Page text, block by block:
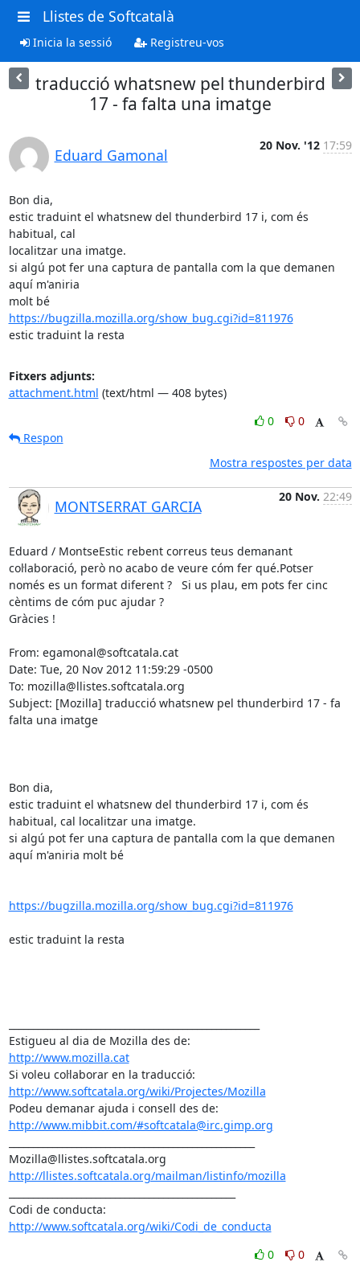
Llistes de Softcatalà
Inicia la sessió Registreu-vos
traducció whatsnew pel thunderbird
17 - fa falta una imatge
Eduard Gamonal
20 Nov. '12 17:59
Bon dia,
estic traduint el whatsnew del thunderbird 17 i, com és
habitual, cal
localitzar una imatge.
si algú pot fer una captura de pantalla com la que demanen
aquí m'aniria
molt bé
https://bugzilla.mozilla.org/show_bug.cgi?id=811976
estic traduint la resta
Fitxers adjunts:
attachment.html (text/html — 408 bytes)
0
0
Respon
Mostra respostes per data
MONTSERRAT GARCIA
20 Nov. 22:49
Eduard / MontseEstic rebent correus teus demanant
col·laboració, però no acabo de veure cóm fer qué.Potser
només es un format diferent ?   Si us plau, em pots fer cinc
cèntims de cóm puc ajudar ?
Gràcies !
From: egamonal@softcatala.cat
Date: Tue, 20 Nov 2012 11:59:29 -0500
To: mozilla@llistes.softcatala.org
Subject: [Mozilla] traducció whatsnew pel thunderbird 17 - fa
falta una imatge
Bon dia,
estic traduint el whatsnew del thunderbird 17 i, com és
habitual, cal localitzar una imatge.
si algú pot fer una captura de pantalla com la que demanen
aquí m'aniria molt bé
https://bugzilla.mozilla.org/show_bug.cgi?id=811976
estic traduint la resta
http://www.mozilla.cat
http://www.softcatala.org/wiki/Projectes/Mozilla
http://www.mibbit.com/#softcatala@irc.gimp.org
http://llistes.softcatala.org/mailman/listinfo/mozilla
http://www.softcatala.org/wiki/Codi_de_conducta
0
0